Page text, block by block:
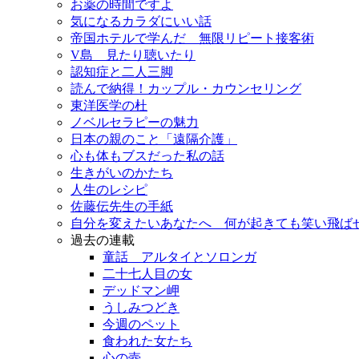
お薬の時間ですよ
気になるカラダにいい話
帝国ホテルで学んだ 無限リピート接客術
V島 見たり聴いたり
認知症と二人三脚
読んで納得！カップル・カウンセリング
東洋医学の杜
ノベルセラピーの魅力
日本の親のこと「遠隔介護」
心も体もブスだった私の話
生きがいのかたち
人生のレシピ
佐藤伝先生の手紙
自分を変えたいあなたへ 何が起きても笑い飛ば
過去の連載
童話 アルタイとソロンガ
二十七人目の女
デッドマン岬
うしみつどき
今週のペット
食われた女たち